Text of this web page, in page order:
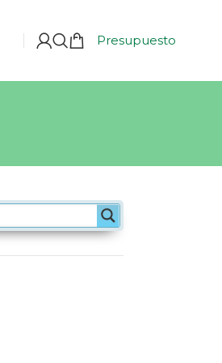
Presupuesto